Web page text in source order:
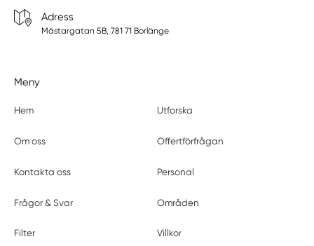
Adress
Mästargatan 5B, 781 71 Borlänge
Meny
Hem Utforska
Om oss Offertförfrågan
Kontakta oss Personal
Frågor & Svar Områden
Filter Villkor